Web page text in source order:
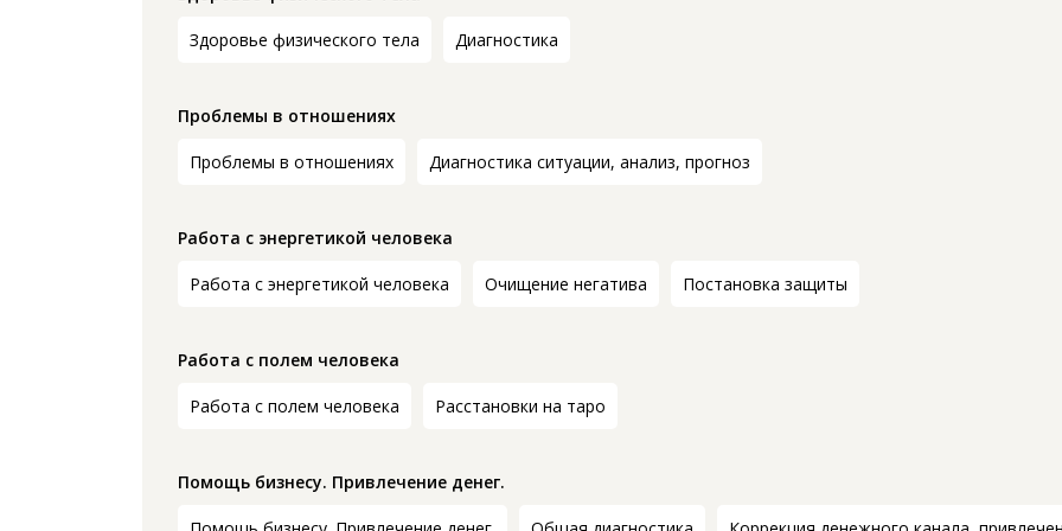
Здоровье физического тела Диагностика
Проблемы в отношениях
Проблемы в отношениях Диагностика ситуации, анализ, прогноз
Работа с энергетикой человека
Работа с энергетикой человека Очищение негатива Постановка защиты
Работа с полем человека
Работа с полем человека Расстановки на таро
Помощь бизнесу. Привлечение денег.